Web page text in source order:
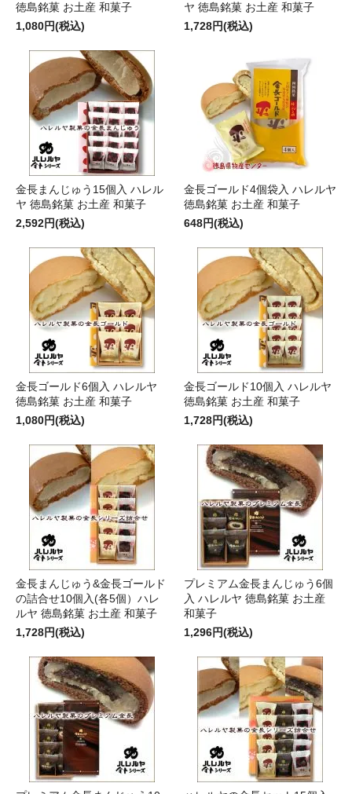
徳島銘菓 お土産 和菓子
1,080円(税込)
ヤ 徳島銘菓 お土産 和菓子
1,728円(税込)
金長まんじゅう15個入 ハレル
ヤ 徳島銘菓 お土産 和菓子
2,592円(税込)
金長ゴールド4個袋入 ハレルヤ
徳島銘菓 お土産 和菓子
648円(税込)
金長ゴールド6個入 ハレルヤ
徳島銘菓 お土産 和菓子
1,080円(税込)
金長ゴールド10個入 ハレルヤ
徳島銘菓 お土産 和菓子
1,728円(税込)
金長まんじゅう&金長ゴールド
の詰合せ10個入(各5個）ハレ
ルヤ 徳島銘菓 お土産 和菓子
1,728円(税込)
プレミアム金長まんじゅう6個
入 ハレルヤ 徳島銘菓 お土産
和菓子
1,296円(税込)